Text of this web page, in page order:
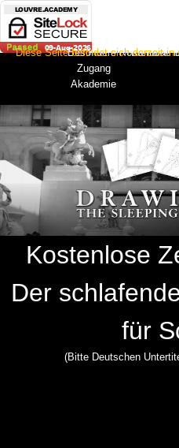
Besonderer
Zugang
Akademie
Kostenlose
Kontakt
Diese Seite befindet sich derzeit in
Kostenlose
Der
für
(Bitte Deutschen